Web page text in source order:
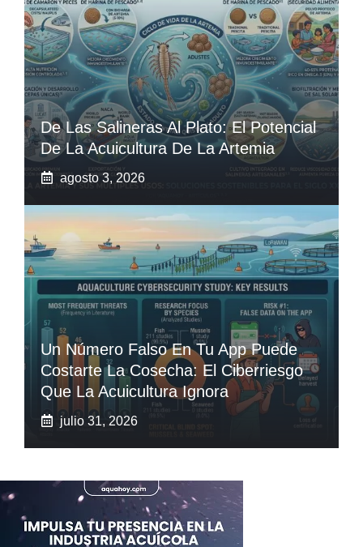
De Las Salineras Al Plato: El Potencial
De La Acuicultura De La Artemia
agosto 3, 2026
Un Número Falso En Tu App Puede
Costarte La Cosecha: El Ciberriesgo
Que La Acuicultura Ignora
julio 31, 2026